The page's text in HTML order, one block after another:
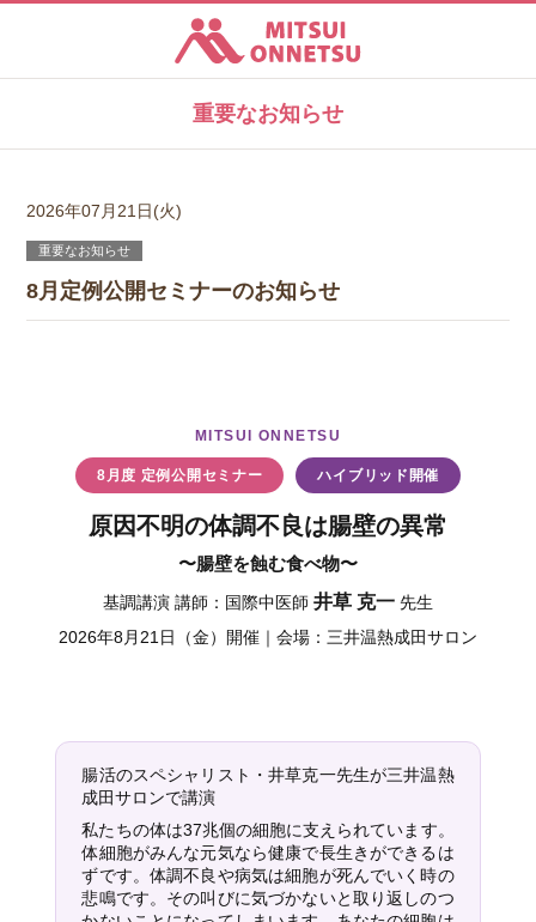
重要なお知らせ
2026年07月21日(火)
重要なお知らせ
8月定例公開セミナーのお知らせ
MITSUI ONNETSU
8月度 定例公開セミナー ハイブリッド開催
原因不明の体調不良は腸壁の異常
〜腸壁を蝕む食べ物〜
基調講演 講師：国際中医師 井草 克一 先生
2026年8月21日（金）開催｜会場：三井温熱成田サロン
腸活のスペシャリスト・井草克一先生が三井温熱
成田サロンで講演
私たちの体は37兆個の細胞に支えられています。
体細胞がみんな元気なら健康で長生きができるは
ずです。体調不良や病気は細胞が死んでいく時の
悲鳴です。その叫びに気づかないと取り返しのつ